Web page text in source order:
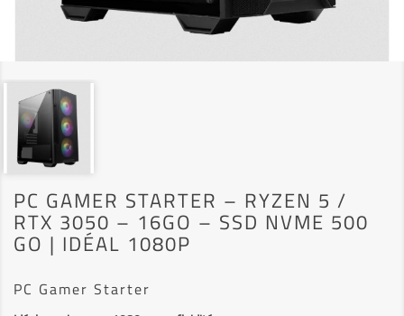
PC GAMER STARTER – RYZEN 5 /
RTX 3050 – 16GO – SSD NVME 500
GO | IDÉAL 1080P
PC Gamer Starter